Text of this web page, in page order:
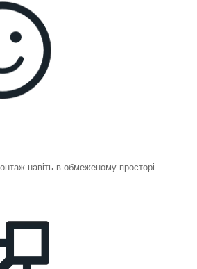
навіть в обмеженому просторі.